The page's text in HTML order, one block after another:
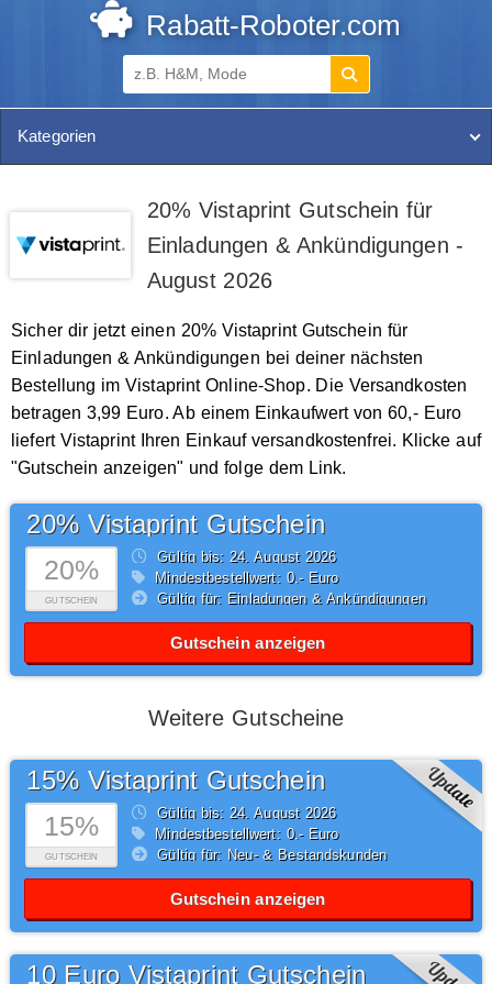
Rabatt-Roboter.com
Kategorien
20% Vistaprint Gutschein für
Einladungen & Ankündigungen -
August 2026
Sicher dir jetzt einen 20% Vistaprint Gutschein für
Einladungen & Ankündigungen bei deiner nächsten
Bestellung im Vistaprint Online-Shop. Die Versandkosten
betragen 3,99 Euro. Ab einem Einkaufwert von 60,- Euro
liefert Vistaprint Ihren Einkauf versandkostenfrei. Klicke auf
"Gutschein anzeigen" und folge dem Link.
20%
GUTSCHEIN
20% Vistaprint Gutschein
Gültig bis: 24.August2026
Mindestbestellwert: 0,- Euro
Gültig für: Einladungen & Ankündigungen
Gutschein anzeigen
Weitere Gutscheine
15%
GUTSCHEIN
15% Vistaprint Gutschein
Gültig bis: 24.August2026
Mindestbestellwert: 0,- Euro
Gültig für: Neu- & Bestandskunden
Gutschein anzeigen
10 Euro Vistaprint Gutschein